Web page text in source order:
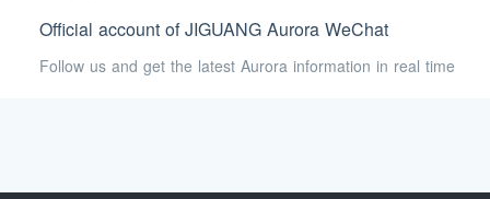
Official account of JIGUANG Aurora WeChat
Follow us and get the latest Aurora information in real time